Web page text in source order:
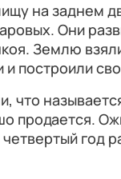
на заднем
Они
Землю
построили
что
продается.
год